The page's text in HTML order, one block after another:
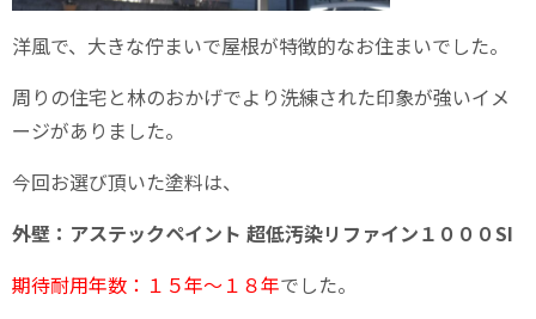
洋風で、大きな佇まいで屋根が特徴的なお住まいでした。
周りの住宅と林のおかげでより洗練された印象が強いイメ
ージがありました。
今回お選び頂いた塗料は、
外壁：アステックペイント 超低汚染リファイン１０００SI
期待耐用年数：１５年～１８年でした。